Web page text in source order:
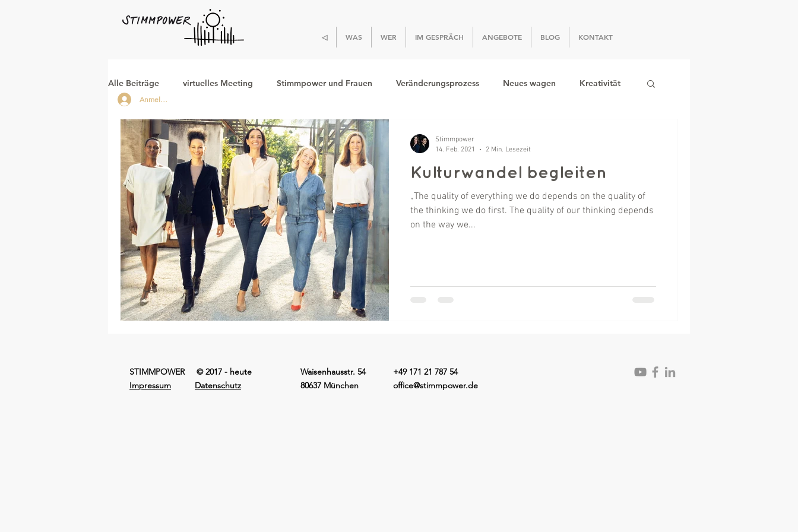
◁ WAS WER IM GESPRÄCH ANGEBOTE BLOG KONTAKT
Alle Beiträge virtuelles Meeting Stimmpower und Frauen Veränderungsprozess Neues wagen Kreativität
Danke Kamera Team Kulturwandel Kommunikation
Kulturwandel begleiten
„The quality of everything we do depends on the quality of
the thinking we do first. The quality of our thinking depends
on the way we...
Stimmpower
14. Feb. 2021
2 Min. Lesezeit
Anmelden
STIMMPOWER © 2017 - heute
Impressum
Datenschutz
Waisenhausstr. 54
80637 München
+49 171 21 787 54
office@stimmpower.de